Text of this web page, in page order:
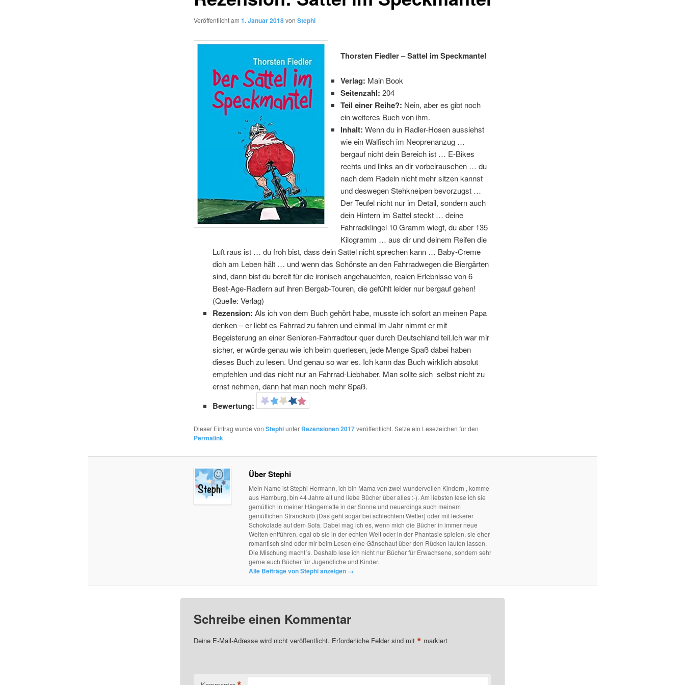
Veröffentlicht am 1. Januar 2018von Stephi
Thorsten Fiedler – Sattel im Speckmantel
Verlag: Main Book
Seitenzahl: 204
Teil einer Reihe?: Nein, aber es gibt noch
ein weiteres Buch von ihm.
Inhalt:Wenn du in Radler-Hosen aussiehst
wie ein Walfisch im Neoprenanzug …
bergauf nicht dein Bereich ist … E-Bikes
rechts und links an dir vorbeirauschen … du
nach dem Radeln nicht mehr sitzen kannst
und deswegen Stehkneipen bevorzugst …
Der Teufel nicht nur im Detail, sondern auch
dein Hintern im Sattel steckt … deine
Fahrradklingel 10 Gramm wiegt, du aber 135
Kilogramm … aus dir und deinem Reifen die
Luft raus ist … du froh bist, dass dein Sattel nicht sprechen kann … Baby-Creme
dich am Leben hält … und wenn das Schönste an den Fahrradwegen die Biergärten
sind, dann bist du bereit für die ironisch angehauchten, realen Erlebnisse von 6
Best-Age-Radlern auf ihren Bergab-Touren, die gefühlt leider nur bergauf gehen!
(Quelle: Verlag)
Rezension:Als ich von dem Buch gehört habe, musste ich sofort an meinen Papa
denken – er liebt es Fahrrad zu fahren und einmal im Jahr nimmt er mit
Begeisterung an einer Senioren-Fahrradtour quer durch Deutschland teil.Ich war mir
sicher, er würde genau wie ich beim querlesen, jede Menge Spaß dabei haben
dieses Buch zu lesen. Und genau so war es. Ich kann das Buch wirklich absolut
empfehlen und das nicht nur an Fahrrad-Liebhaber. Man sollte sich selbst nicht zu
ernst nehmen, dann hat man noch mehr Spaß.
Bewertung:
Dieser Eintrag wurde von Stephiunter Rezensionen 2017veröffentlicht. Setze ein Lesezeichen für den
Permalink.
Über Stephi
Mein Name ist Stephi Hermann, ich bin Mama von zwei wundervollen Kindern , komme
aus Hamburg, bin 44 Jahre alt und liebe Bücher über alles :-). Am liebsten lese ich sie
gemütlich in meiner Hängematte in der Sonne und neuerdings auch meinem
gemütlichen Strandkorb (Das geht sogar bei schlechtem Wetter) oder mit leckerer
Schokolade auf dem Sofa. Dabei mag ich es, wenn mich die Bücher in immer neue
Welten entführen, egal ob sie in der echten Welt oder in der Phantasie spielen, sie eher
romantisch sind oder mir beim Lesen eine Gänsehaut über den Rücken laufen lassen.
Die Mischung macht´s. Deshalb lese ich nicht nur Bücher für Erwachsene, sondern sehr
gerne auch Bücher für Jugendliche und Kinder.
Alle Beiträge von Stephi anzeigen →
Schreibe einen Kommentar
Deine E-Mail-Adresse wird nicht veröffentlicht. Erforderliche Felder sind mit * markiert